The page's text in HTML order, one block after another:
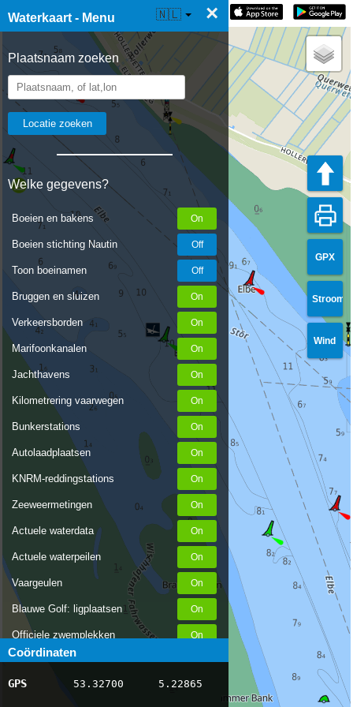
Waterkaart - Menu ×
Plaatsnaam zoeken
Welke gegevens?
Boeien en bakens
Boeien stichting Nautin
Toon boeinamen
Bruggen en sluizen
Verkeersborden
Marifoonkanalen
Jachthavens
Kilometrering vaarwegen
Bunkerstations
Autolaadplaatsen
KNRM-reddingstations
Zeeweermetingen
Actuele waterdata
Actuele waterpeilen
Vaargeulen
Blauwe Golf: ligplaatsen
Officiele zwemplekken
Stremmingen/hinder
AIS scheepsposities
Coördinaten
GPS 53.32700 5.22865
☰ Waterkaart Live 🇳🇱
GPX
Stroom
Wind